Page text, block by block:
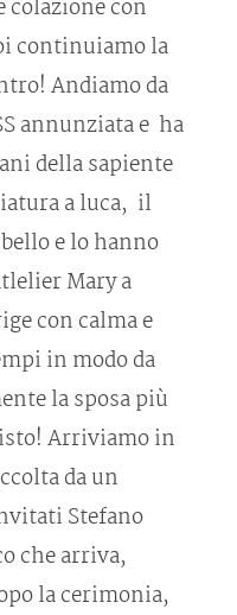
colazione con
continuiamo la
Andiamo da
annunziata e ha
della sapiente
a luca, il
e lo hanno
Mary a
con calma e
in modo da
la sposa più
Arriviamo in
da un
Stefano
che arriva,
la cerimonia,